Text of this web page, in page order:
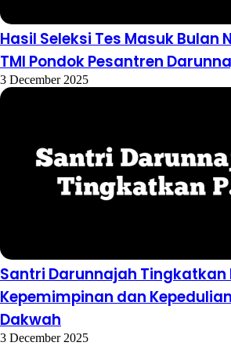
Hasil Seleksi Tes Masuk Bulan
TMI Pondok Pesantren
3 December 2025
Santri Darunnajah Tingkatkan
Kepemimpinan dan
Dakwah
3 December 2025